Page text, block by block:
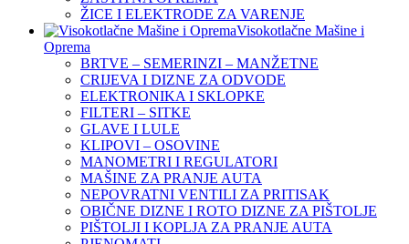
ŽICE I ELEKTRODE ZA VARENJE
Visokotlačne Mašine i
Oprema
BRTVE – SEMERINZI – MANŽETNE
CRIJEVA I DIZNE ZA ODVODE
ELEKTRONIKA I SKLOPKE
FILTERI – SITKE
GLAVE I LULE
KLIPOVI – OSOVINE
MANOMETRI I REGULATORI
MAŠINE ZA PRANJE AUTA
NEPOVRATNI VENTILI ZA PRITISAK
OBIČNE DIZNE I ROTO DIZNE ZA PIŠTOLJE
PIŠTOLJI I KOPLJA ZA PRANJE AUTA